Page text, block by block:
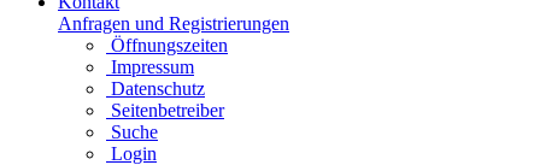
Anfragen und Registrierungen
Öffnungszeiten
Impressum
Datenschutz
Seitenbetreiber
Suche
Login